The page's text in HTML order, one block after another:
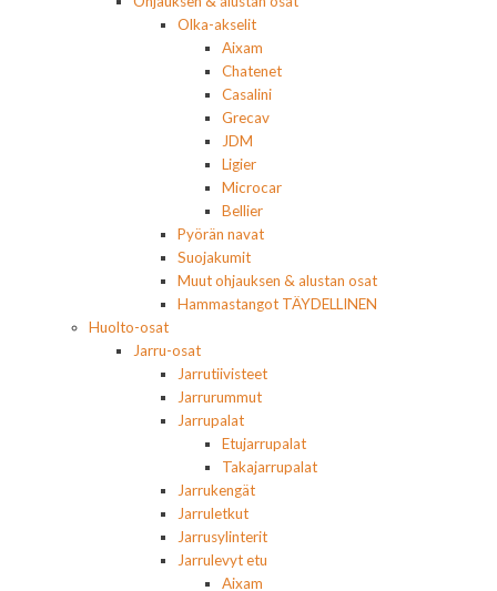
Olka-akselit
Aixam
Chatenet
Casalini
Grecav
JDM
Ligier
Microcar
Bellier
Pyörän navat
Suojakumit
Muut ohjauksen & alustan osat
Hammastangot TÄYDELLINEN
Huolto-osat
Jarru-osat
Jarrutiivisteet
Jarrurummut
Jarrupalat
Etujarrupalat
Takajarrupalat
Jarrukengät
Jarruletkut
Jarrusylinterit
Jarrulevyt etu
Aixam